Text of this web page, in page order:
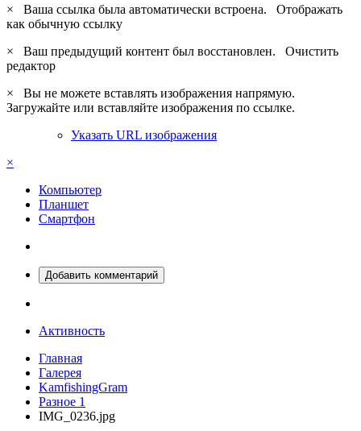
×
Ваша ссылка была автоматически встроена. Отображать
как обычную ссылку
×
Ваш предыдущий контент был восстановлен. Очистить
редактор
×
Вы не можете вставлять изображения напрямую.
Загружайте или вставляйте изображения по ссылке.
Указать URL изображения
×
Компьютер
Планшет
Смартфон
Добавить комментарий
Активность
Главная
Галерея
KamfishingGram
Разное 1
IMG_0236.jpg